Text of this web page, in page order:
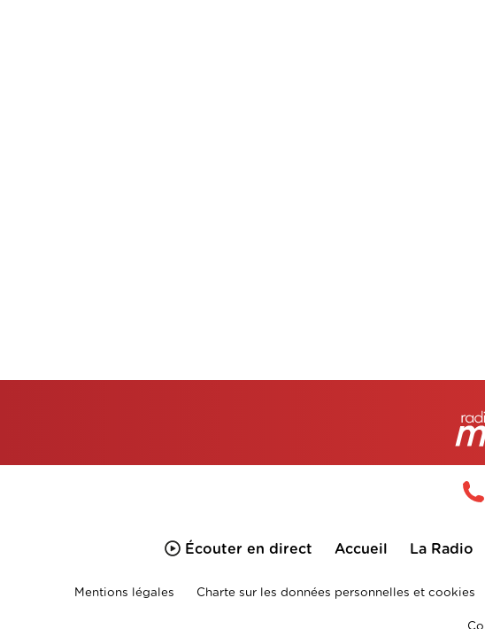
Écouter en direct Accueil La Radio
Mentions légales Charte sur les données personnelles et cookies